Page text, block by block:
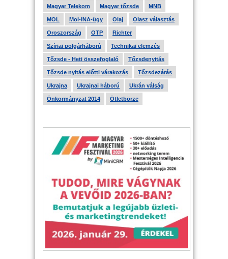
Magyar Telekom Magyar tőzsde MNB
MOL Mol-INA-ügy Olaj Olasz választás
Oroszország OTP Richter
Szíriai polgárháború Technikai elemzés
Tőzsde - Heti összefoglaló Tőzsdenyitás
Tőzsde nyitás előtti várakozás Tőzsdezárás
Ukrajna Ukrajnai háború Ukrán válság
Önkormányzat 2014 Ötletbörze